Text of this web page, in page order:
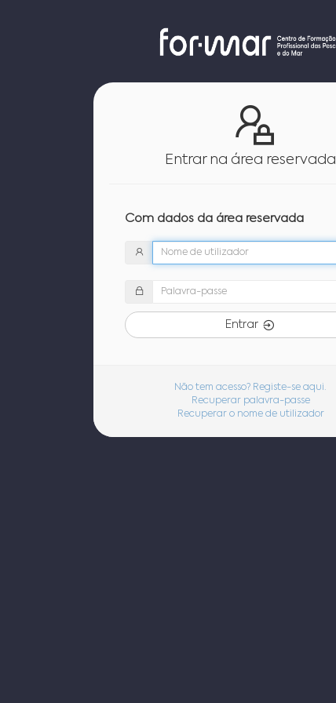
Entrar na área reservada
Com dados da área reservada
Entrar
Não tem acesso? Registe-se aqui.
Recuperar palavra-passe
Recuperar o nome de utilizador